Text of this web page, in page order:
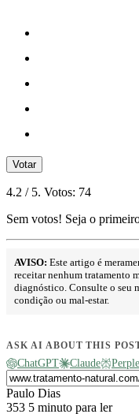
Votar
4.2 / 5. Votos: 74
Sem votos! Seja o
AVISO: Este artigo é
receitar nenhum tratamento
diagnóstico. Consulte o seu
condição ou mal-estar.
ASK AI ABOUT THIS
ChatGPT Claude
Paulo DiasSend
an
353 5 minuto para ler